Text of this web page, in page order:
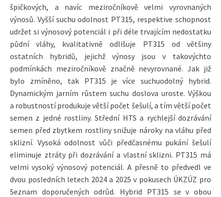
špičkových, a navíc meziročníkově velmi vyrovnaných
výnosů. Vyšší suchu odolnost PT315, respektive schopnost
udržet si výnosový potenciál i při déle trvajícím nedostatku
půdní vláhy, kvalitativně odlišuje PT315 od většiny
ostatních hybridů, jejichž výnosy jsou v takovýchto
podmínkách meziročníkově značně nevyrovnané. Jak již
bylo zmíněno, tak PT315 je více suchuodolný hybrid.
Dynamickým jarním růstem suchu doslova uroste. Výškou
a robustností produkuje větší počet šešulí, a tím větší počet
semen z jedné rostliny. Střední HTS a rychlejší dozrávání
semen před zbytkem rostliny snižuje nároky na vláhu před
sklizní. Vysoká odolnost vůči předčasnému pukání šešulí
eliminuje ztráty při dozrávání a vlastní sklizni. PT315 má
velmi vysoký výnosový potenciál. A přesně to předvedl ve
dvou posledních letech 2024 a 2025 v pokusech ÚKZÚZ pro
Seznam doporučených odrůd. Hybrid PT315 se v obou